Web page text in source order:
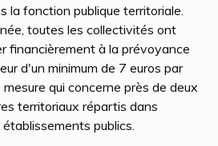
la fonction publique territoriale.
toutes les collectivités ont
financièrement à la prévoyance
d'un minimum de 7 euros par
qui concerne près de deux
territoriaux répartis dans
publics.